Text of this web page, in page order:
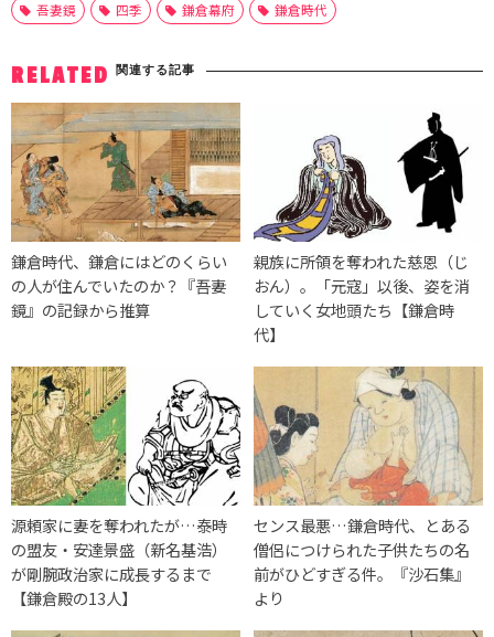
吾妻鏡 四季 鎌倉幕府 鎌倉時代
RELATED 関連する記事
鎌倉時代、鎌倉にはどのくらい
の人が住んでいたのか？『吾妻
鏡』の記録から推算
親族に所領を奪われた慈恩（じ
おん）。「元寇」以後、姿を消
していく女地頭たち【鎌倉時
代】
源頼家に妻を奪われたが…泰時
の盟友・安達景盛（新名基浩）
が剛腕政治家に成長するまで
【鎌倉殿の13人】
センス最悪…鎌倉時代、とある
僧侶につけられた子供たちの名
前がひどすぎる件。『沙石集』
より